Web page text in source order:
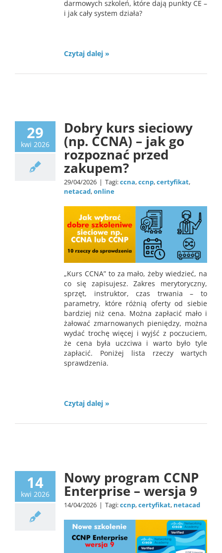
darmowych szkoleń, które dają punkty CE –
i jak cały system działa?
Czytaj dalej »
29
kwi 2026
Dobry kurs sieciowy
(np. CCNA) – jak go
rozpoznać przed
zakupem?
29/04/2026 | Tagi:ccna,ccnp,certyfikat,
netacad,online
„Kurs CCNA” to za mało, żeby wiedzieć, na
co się zapisujesz. Zakres merytoryczny,
sprzęt, instruktor, czas trwania – to
parametry, które różnią oferty od siebie
bardziej niż cena. Można zapłacić mało i
żałować zmarnowanych pieniędzy, można
wydać trochę więcej i wyjść z poczuciem,
że cena była uczciwa i warto było tyle
zapłacić. Poniżej lista rzeczy wartych
sprawdzenia.
Czytaj dalej »
14
kwi 2026
Nowy program CCNP
Enterprise – wersja 9
14/04/2026 | Tagi:ccnp,certyfikat, netacad